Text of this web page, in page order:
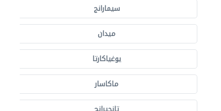
سيمارانج
ميدان
يوغياكارتا
ماكاسار